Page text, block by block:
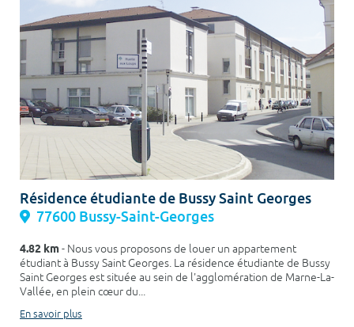
Résidence étudiante de Bussy Saint Georges
77600 Bussy-Saint-Georges
4.82 km- Nous vous proposons de louer un appartement
étudiant à Bussy Saint Georges. La résidence étudiante de Bussy
Saint Georges est située au sein de l'agglomération de Marne-La-
Vallée, en plein cœur du...
En savoir plus